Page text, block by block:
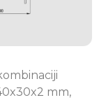
mm,